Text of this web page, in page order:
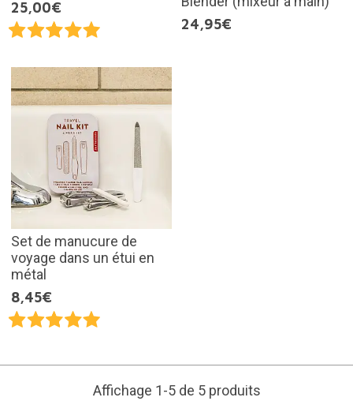
25,00€
24,95€
Set de manucure de
voyage dans un étui en
métal
8,45€
Affichage 1-5 de 5 produits